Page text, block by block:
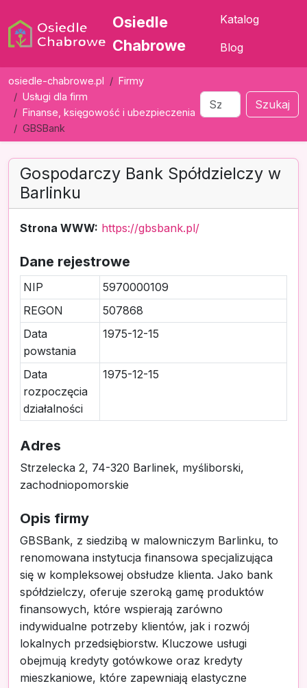
Osiedle
Chabrowe
Katalog
Blog
osiedle-chabrowe.pl
Firmy
Usługi dla firm
Finanse, księgowość i ubezpieczenia
GBSBank
Szukaj
Gospodarczy Bank Spółdzielczy w
Barlinku
Strona WWW: https://gbsbank.pl/
Dane rejestrowe
NIP
5970000109
REGON
507868
Data
powstania
1975-12-15
Data
rozpoczęcia
działalności
1975-12-15
Adres
Strzelecka 2, 74-320 Barlinek, myśliborski,
zachodniopomorskie
Opis firmy
GBSBank, z siedzibą w malowniczym Barlinku, to
renomowana instytucja finansowa specjalizująca
się w kompleksowej obsłudze klienta. Jako bank
spółdzielczy, oferuje szeroką gamę produktów
finansowych, które wspierają zarówno
indywidualne potrzeby klientów, jak i rozwój
lokalnych przedsiębiorstw. Kluczowe usługi
obejmują kredyty gotówkowe oraz kredyty
mieszkaniowe, które zapewniają elastyczne